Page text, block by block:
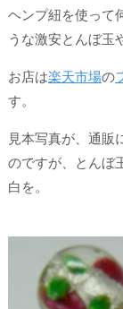
ヘンプ紐を使って
うな激安とんぼ玉
お店は楽天市場の
す。
見本写真が、通販
のですが、とんぼ
白を。